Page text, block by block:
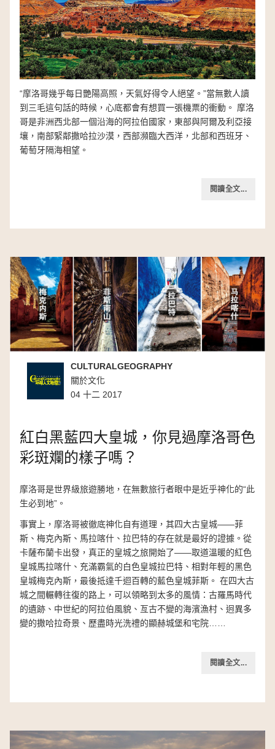
“摩洛哥幾乎每日艷陽高照，天氣好得令人絕望。”當無數人讀
到三毛這句話的時候，心底都會有想買一張機票的衝動。 摩洛
哥是非洲西北部一個沿海的阿拉伯國家，東部與阿爾及利亞接
壤，南部緊鄰撒哈拉沙漠，西部瀕臨大西洋，北部和西班牙、
葡萄牙隔海相望。
閱讀全文...
CULTURALGEOGRAPHY
關於文化
04 十二 2017
紅白黑藍四大皇城，你見過摩洛哥色
彩斑斕的樣子嗎？
摩洛哥是世界級旅遊勝地，在無數旅行者眼中是近乎神化的“此
生必到地”。
事實上，摩洛哥被徹底神化自有道理，其四大古皇城——菲
斯、梅克內斯、馬拉喀什、拉巴特的存在就是最好的證據。從
卡薩布蘭卡出發，真正的皇城之旅開始了——取道溫暖的紅色
皇城馬拉喀什、充滿霸氣的白色皇城拉巴特、相對年輕的黑色
皇城梅克內斯，最後抵達千迴百轉的藍色皇城菲斯。 在四大古
城之間輾轉往復的路上，可以領略到太多的風情：古羅馬時代
的遺跡、中世紀的阿拉伯風貌、亙古不變的海濱漁村、迥異多
變的撒哈拉奇景、歷盡時光洗禮的顯赫城堡和宅院……
閱讀全文...